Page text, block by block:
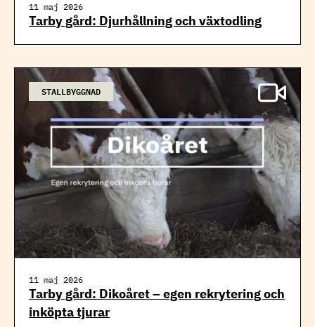
11 maj 2026
Tarby gård: Djurhållning och växtodling
STALLBYGGNAD
11 maj 2026
Tarby gård: Dikoåret – egen rekrytering och
inköpta tjurar